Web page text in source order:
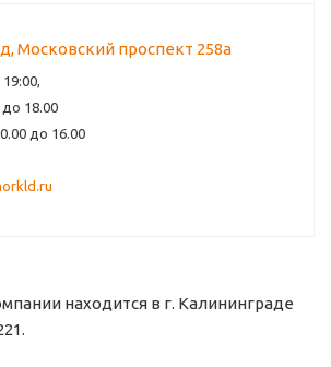
Московский проспект 258а
до 18.00
до 16.00
находится в г. Калининграде